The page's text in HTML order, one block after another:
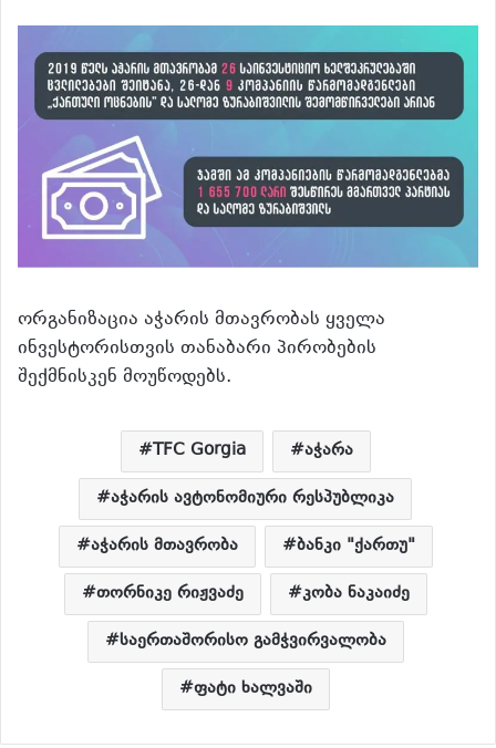
ორგანიზაცია აჭარის მთავრობას ყველა
ინვესტორისთვის თანაბარი პირობების
შექმნისკენ მოუწოდებს.
TFC Gorgia
აჭარა
აჭარის ავტონომიური რესპუბლიკა
აჭარის მთავრობა
ბანკი "ქართუ"
თორნიკე რიჟვაძე
კობა ნაკაიძე
საერთაშორისო გამჭვირვალობა
ფატი ხალვაში